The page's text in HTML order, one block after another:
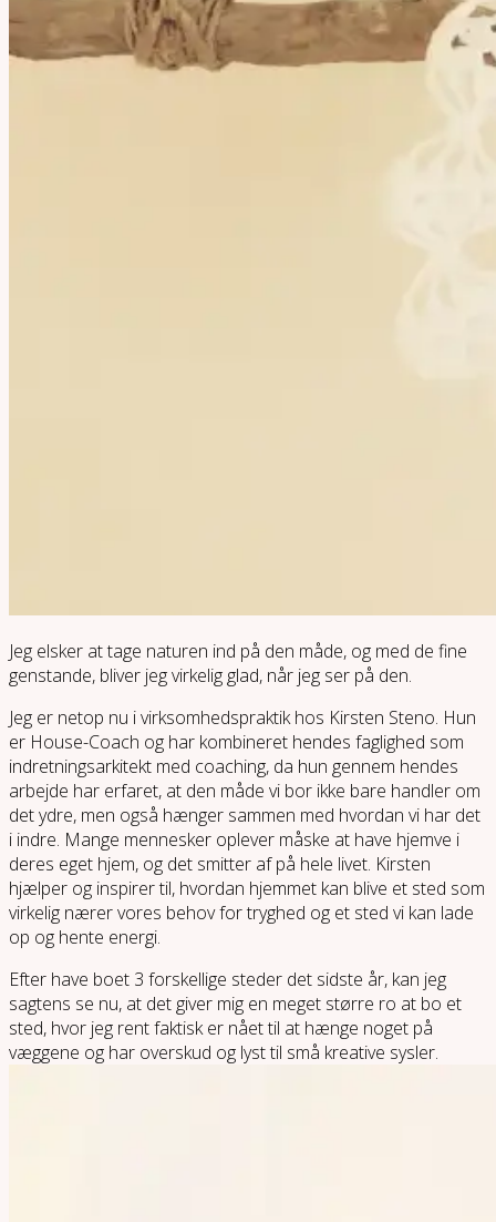
Jeg elsker at tage naturen ind på den måde, og med de fine
genstande, bliver jeg virkelig glad, når jeg ser på den.
Jeg er netop nu i virksomhedspraktik hos Kirsten Steno. Hun
er House-Coach og har kombineret hendes faglighed som
indretningsarkitekt med coaching, da hun gennem hendes
arbejde har erfaret, at den måde vi bor ikke bare handler om
det ydre, men også hænger sammen med hvordan vi har det
i indre. Mange mennesker oplever måske at have hjemve i
deres eget hjem, og det smitter af på hele livet. Kirsten
hjælper og inspirer til, hvordan hjemmet kan blive et sted som
virkelig nærer vores behov for tryghed og et sted vi kan lade
op og hente energi.
Efter have boet 3 forskellige steder det sidste år, kan jeg
sagtens se nu, at det giver mig en meget større ro at bo et
sted, hvor jeg rent faktisk er nået til at hænge noget på
væggene og har overskud og lyst til små kreative sysler.